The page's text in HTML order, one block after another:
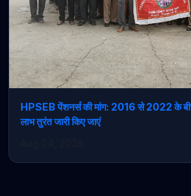
HPSEB पेंशनर्स की मांग: 2016 से 2022 के
लाभ तुरंत जारी किए जाएं